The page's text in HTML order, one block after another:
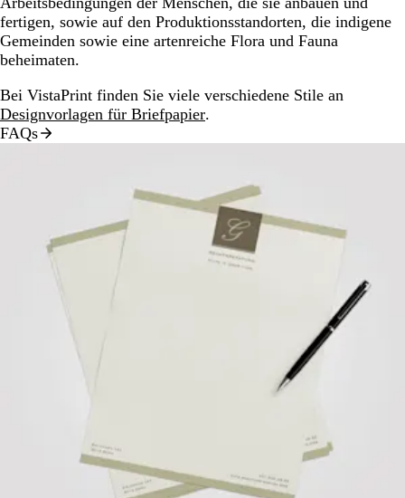
fertigen, sowie auf den Produktionsstandorten, die indigene
Gemeinden sowie eine artenreiche Flora und Fauna
beheimaten.
Bei VistaPrint finden Sie viele verschiedene Stile an
Designvorlagen für Briefpapier.
FAQs